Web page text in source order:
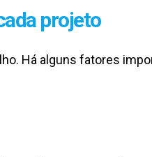
projeto
Há alguns fatores